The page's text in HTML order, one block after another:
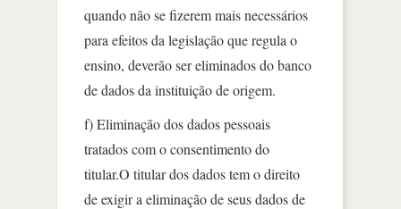
quando não se fizerem mais necessários
para efeitos da legislação que regula o
ensino, deverão ser eliminados do banco
de dados da instituição de origem.
f) Eliminação dos dados pessoais
tratados com o consentimento do
titular.O titular dos dados tem o direito
de exigir a eliminação de seus dados de